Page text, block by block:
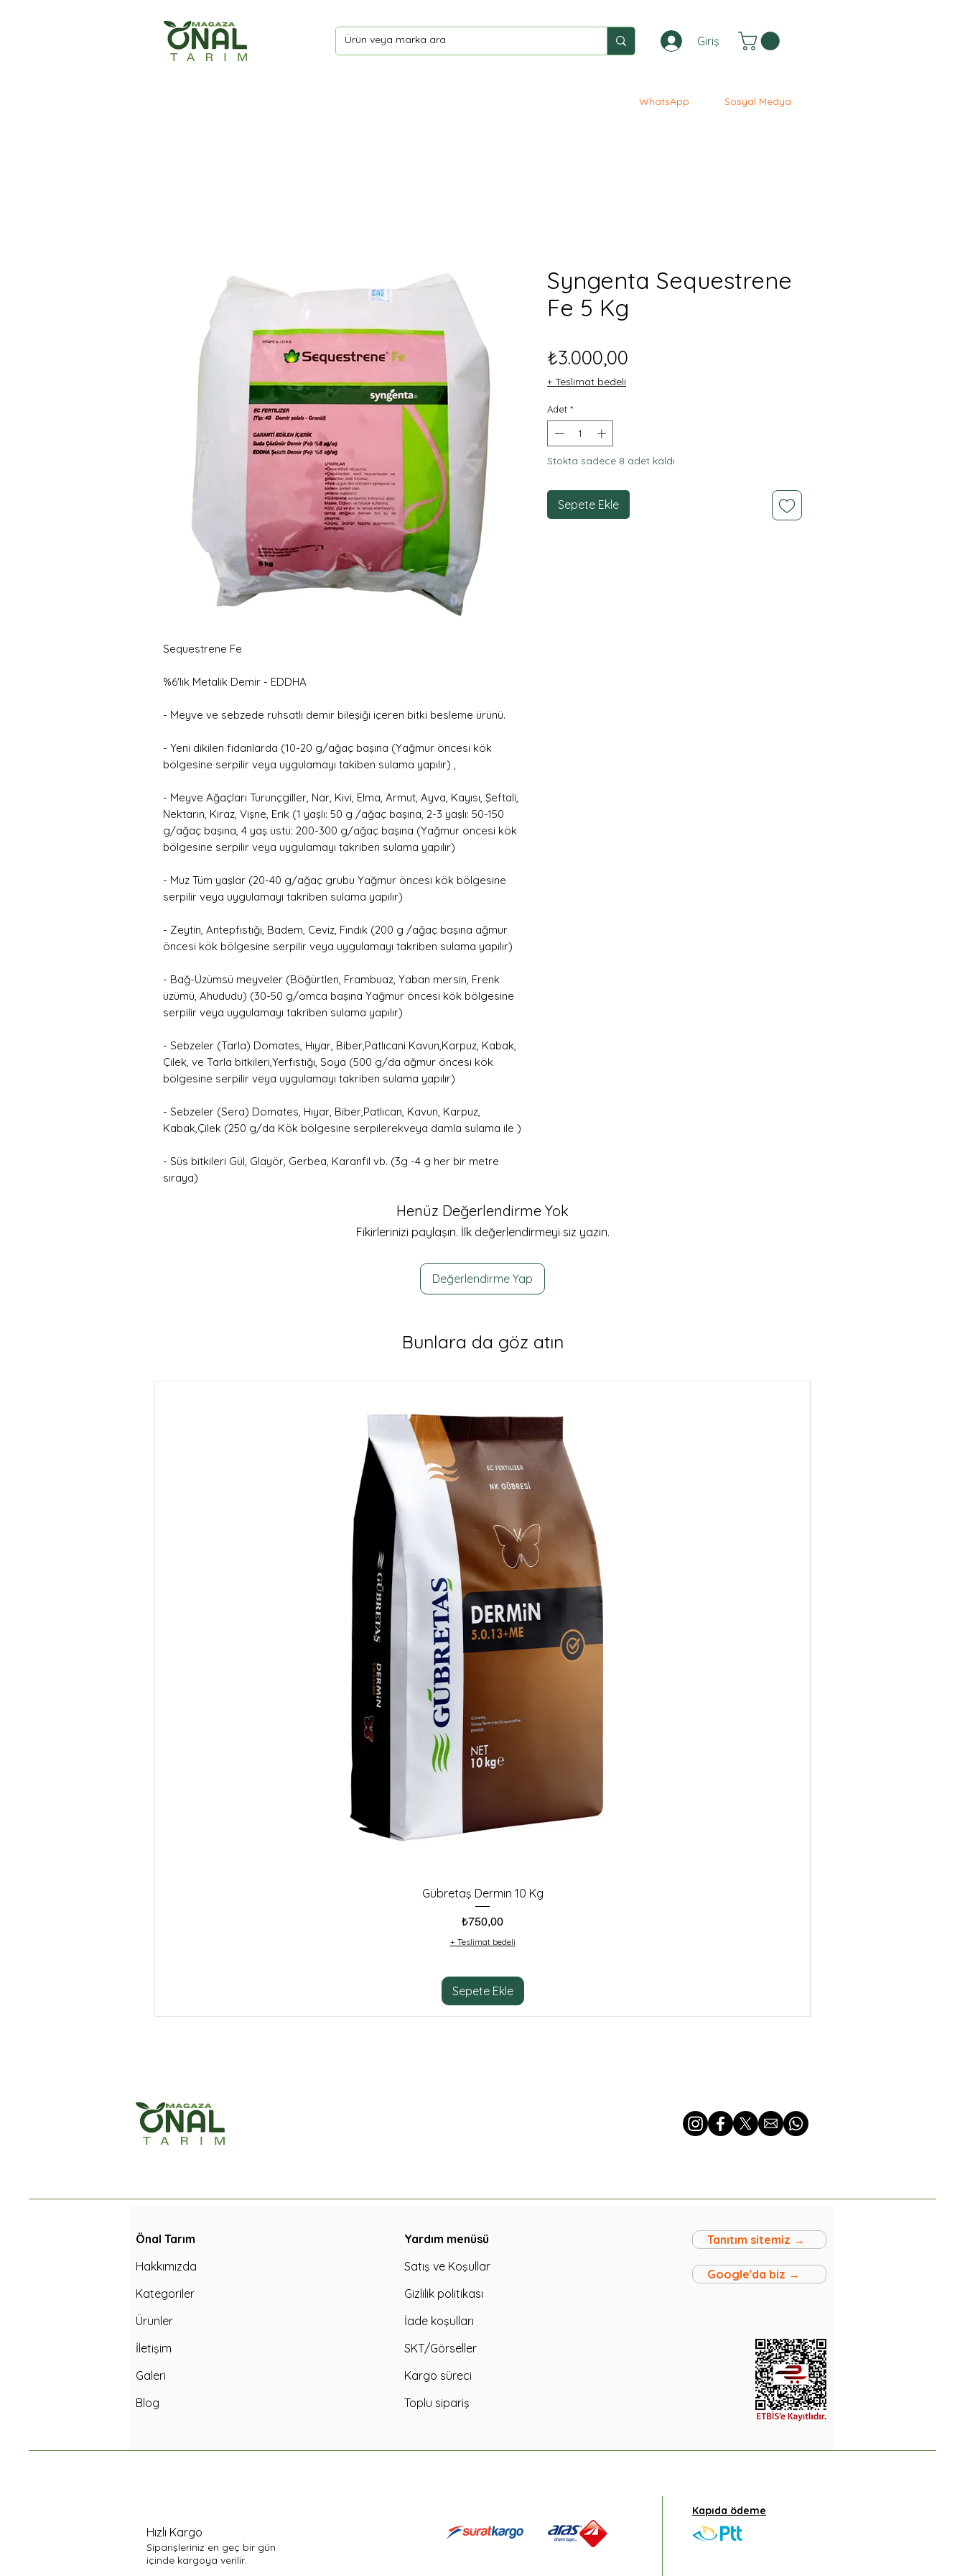
Giriş
WhatsApp Sosyal Medya
Sequestrene Fe
%6'lık Metalik Demir - EDDHA
- Meyve ve sebzede ruhsatlı demir bileşiği içeren bitki besleme ürünü.
- Yeni dikilen fidanlarda (10-20 g/ağaç başına (Yağmur öncesi kök
bölgesine serpilir veya uygulamayı takiben sulama yapılır) ,
- Meyve Ağaçları Turunçgiller, Nar, Kivi, Elma, Armut, Ayva, Kayısı, Şeftali,
Nektarin, Kiraz, Vişne, Erik (1 yaşlı: 50 g /ağaç başına, 2-3 yaşlı: 50-150
g/ağaç başına, 4 yaş üstü: 200-300 g/ağaç başına (Yağmur öncesi kök
bölgesine serpilir veya uygulamayı takriben sulama yapılır)
- Muz Tüm yaşlar (20-40 g/ağaç grubu Yağmur öncesi kök bölgesine
serpilir veya uygulamayı takriben sulama yapılır)
- Zeytin, Antepfıstığı, Badem, Ceviz, Fındık (200 g /ağaç başına ağmur
öncesi kök bölgesine serpilir veya uygulamayı takriben sulama yapılır)
- Bağ-Üzümsü meyveler (Böğürtlen, Frambuaz, Yaban mersin, Frenk
üzümü, Ahududu) (30-50 g/omca başına Yağmur öncesi kök bölgesine
serpilir veya uygulamayı takriben sulama yapılır)
- Sebzeler (Tarla) Domates, Hıyar, Biber,Patlıcani Kavun,Karpuz, Kabak,
Çilek, ve Tarla bitkileri,Yerfıstığı, Soya (500 g/da ağmur öncesi kök
bölgesine serpilir veya uygulamayı takriben sulama yapılır)
- Sebzeler (Sera) Domates, Hıyar, Biber,Patlıcan, Kavun, Karpuz,
Kabak,Çilek (250 g/da Kök bölgesine serpilerekveya damla sulama ile )
- Süs bitkileri Gül, Glayör, Gerbea, Karanfil vb. (3g -4 g her bir metre
sıraya)
Syngenta Sequestrene
Fe 5 Kg
₺3.000,00
+ Teslimat bedeli
Adet *
Stokta sadece 8 adet kaldı
Sepete Ekle
Henüz Değerlendirme Yok
Fikirlerinizi paylaşın. İlk değerlendirmeyi siz yazın.
Değerlendirme Yap
Bunlara da göz atın
Gübretaş Dermin 10 Kg
Fiyat
₺750,00
+ Teslimat bedeli
Sepete Ekle
Önal Tarım
Hakkımızda
Kategoriler
Ürünler
İletişim
Galeri
Blog
Yardım menüsü
Satış ve Koşullar
Gizlilik politikası
İade koşulları
SKT/Görseller
Kargo süreci
Toplu sipariş
Tanıtım sitemiz →
Google'da biz →
Hızlı Kargo
Siparişleriniz en geç bir gün
içinde kargoya verilir.
Kapıda ödeme